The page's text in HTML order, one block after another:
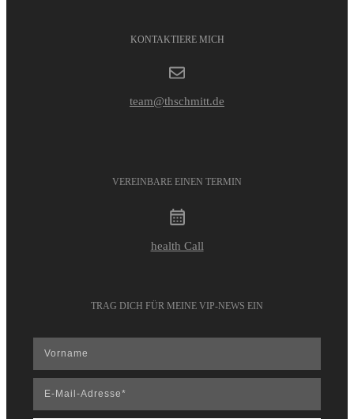
KONTAKTIERE MICH
team@thschmitt.de
VEREINBARE EINEN TERMIN
health Call
TRAG DICH FÜR MEINE VIP-NEWS EIN